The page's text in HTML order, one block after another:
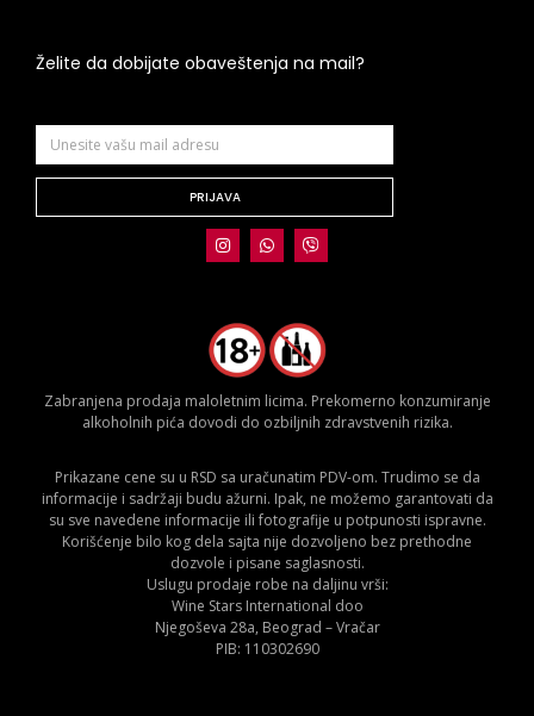
Želite da dobijate obaveštenja na mail?
PRIJAVA
Zabranjena prodaja maloletnim licima. Prekomerno konzumiranje
alkoholnih pića dovodi do ozbiljnih zdravstvenih rizika.
Prikazane cene su u RSD sa uračunatim PDV-om. Trudimo se da
informacije i sadržaji budu ažurni. Ipak, ne možemo garantovati da
su sve navedene informacije ili fotografije u potpunosti ispravne.
Korišćenje bilo kog dela sajta nije dozvoljeno bez prethodne
dozvole i pisane saglasnosti.
Uslugu prodaje robe na daljinu vrši:
Wine Stars International doo
Njegoševa 28a, Beograd – Vračar
PIB: 110302690